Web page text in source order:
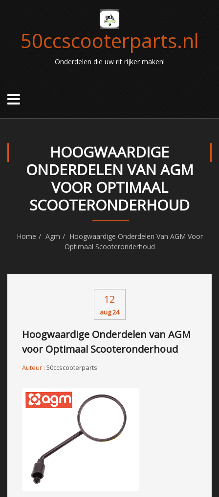
50ccscooterparts.nl
Onderdelen die uw rit rijker maken!
HOOGWAARDIGE
ONDERDELEN VAN AGM
VOOR OPTIMAAL
SCOOTERONDERHOUD
Home Agm
Hoogwaardige Onderdelen Van AGM Voor
Optimaal Scooteronderhoud
12
aug 24
Hoogwaardige Onderdelen van AGM
voor Optimaal Scooteronderhoud
Auteur : 50ccscooterparts